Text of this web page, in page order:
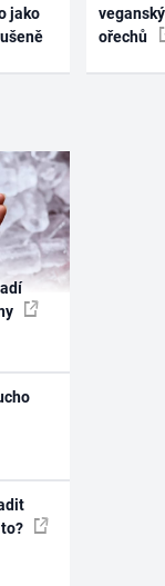
jako
ořechů